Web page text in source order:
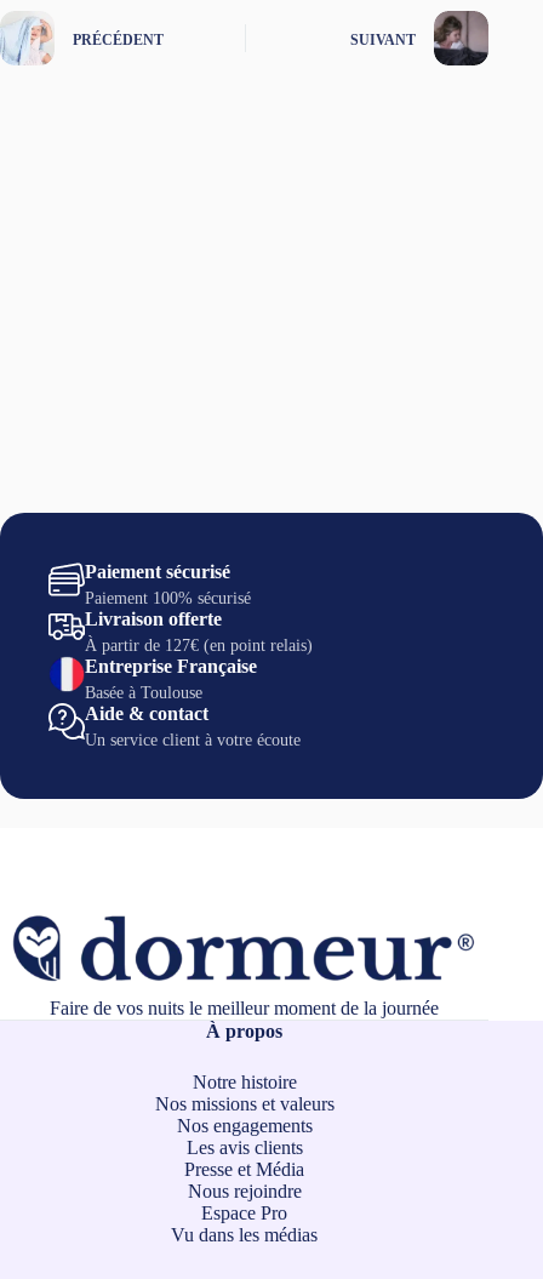
PRÉCÉDENT SUIVANT
Paiement sécurisé
Paiement 100% sécurisé
Livraison offerte
À partir de 127€ (en point relais)
Entreprise Française
Basée à Toulouse
Aide & contact
Un service client à votre écoute
Faire de vos nuits le meilleur moment de la journée
À propos
Notre histoire
Nos missions et valeurs
Nos engagements
Les avis clients
Presse et Média
Nous rejoindre
Espace Pro
Vu dans les médias